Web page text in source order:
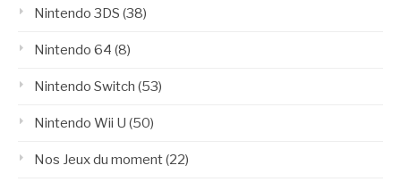
Nintendo 3DS (38)
Nintendo 64 (8)
Nintendo Switch (53)
Nintendo Wii U (50)
Nos Jeux du moment(22)